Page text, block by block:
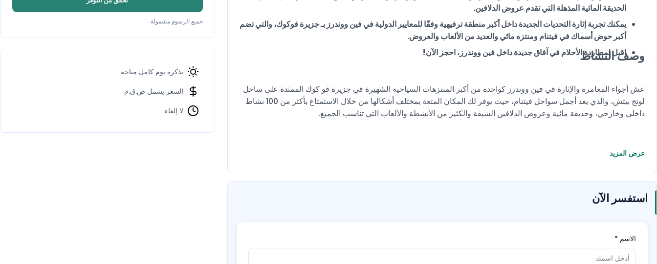
الحديقة المائية المذهلة التي تقدم عروض الدلافين.
يمكنك تجربة إثارة التحديات الجديدة داخل أكبر منطقة ترفيهية وفقًا للمعايير الدولية في فين ووندرز بـ جزيرة فوكوك، والتي تضم
أكبر حوض أسماك في فيتنام ومنتزه مائي والعديد من الألعاب والعروض.
اقبل لمطاردة الأحلام في آفاق جديدة داخل فين ووندرز، احجز الآن!
وصف النشاط
عش أجواء المغامرة والإثارة في فين ووندرز كواحدة من أكبر المنتزهات السياحية الشهيرة في جزيرة فو كوك الممتدة على ساحل
لونج بيتش، والذي يعد أجمل سواحل فيتنام، حيث يوفر لك المكان المتعة بمختلف أشكالها من خلال الاستمتاع بأكثر من 100 نشاط
داخلي وخارجي، وحديقة مائية وعروض الدلافين الشيقة والكثير من الأنشطة والألعاب التي تناسب الجميع.
عرض المزيد
استفسر الآن
الاسم *
جميع الرسوم مشمولة
تذكرة يوم كامل متاحة
السعر يشمل ض.ق.م
لا إلغاء